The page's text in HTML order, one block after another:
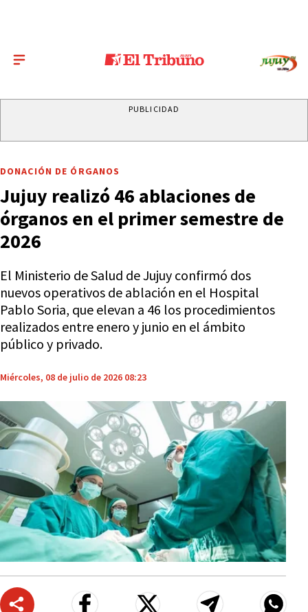
PUBLICIDAD
DONACIÓN DE ÓRGANOS
Jujuy realizó 46 ablaciones de
órganos en el primer semestre de
2026
El Ministerio de Salud de Jujuy confirmó dos
nuevos operativos de ablación en el Hospital
Pablo Soria, que elevan a 46 los procedimientos
realizados entre enero y junio en el ámbito
público y privado.
Miércoles, 08 de julio de 2026 08:23